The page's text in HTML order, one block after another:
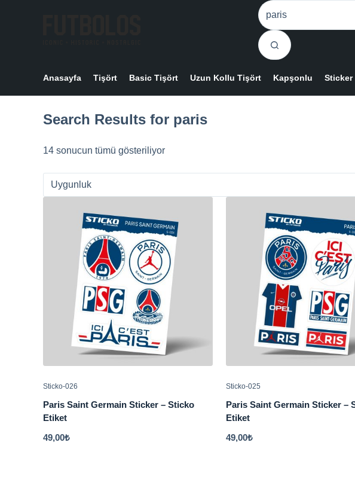
No
results
Anasayfa Tişört Basic Tişört Uzun Kollu Tişört Kapşonlu Sticker
Search Results for paris
14 sonucun tümü gösteriliyorEn
sıralandı
Sticko-026
Paris Saint Germain Sticker – Sticko
Etiket
49,00₺
Sticko-025
Paris Saint Germain Sticker –
Etiket
49,00₺